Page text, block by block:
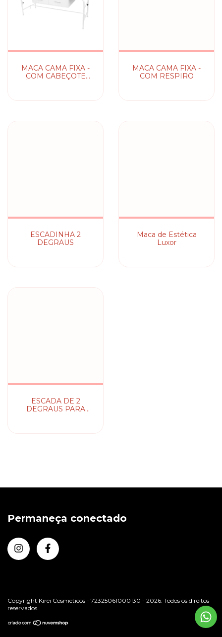
MACA CAMA FIXA -
COM CABEÇOTE
MACA CAMA FIXA -
COM RESPIRO
ESCADINHA 2
DEGRAUS
Maca de Estética
Luxor
ESCADA DE 2
DEGRAUS PARA
Permaneça conectado
Copyright Kirei Cosmeticos - 72325061000130 - 2026. Todos os direitos
reservados.